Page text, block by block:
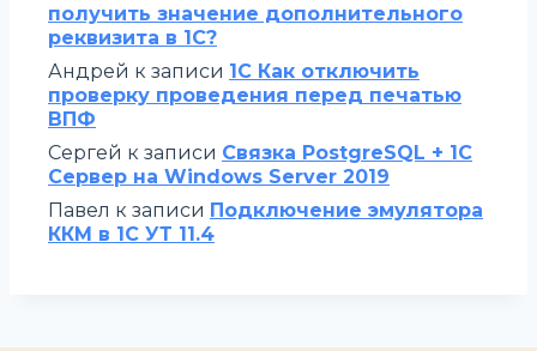
получить значение дополнительного
реквизита в 1С?
Андрей к записи 1С Как отключить
проверку проведения перед печатью
ВПФ
Сергей к записи Связка PostgreSQL + 1С
Сервер на Windows Server 2019
Павел к записи Подключение эмулятора
ККМ в 1С УТ 11.4